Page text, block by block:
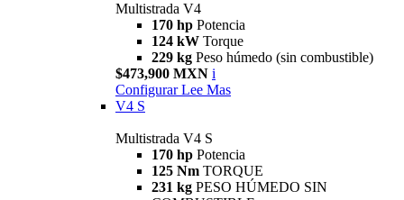
Multistrada V4
170 hp Potencia
124 kW Torque
229 kg Peso húmedo (sin combustible)
$473,900 MXN i
Configurar Lee Mas
V4 S
Multistrada V4 S
170 hp Potencia
125 Nm TORQUE
231 kg PESO HÚMEDO SIN